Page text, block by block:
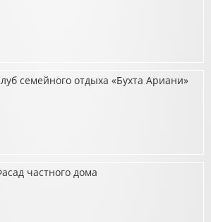
семейного отдыха «Бухта Ариани»
«Бухта Ариани»
частного дома